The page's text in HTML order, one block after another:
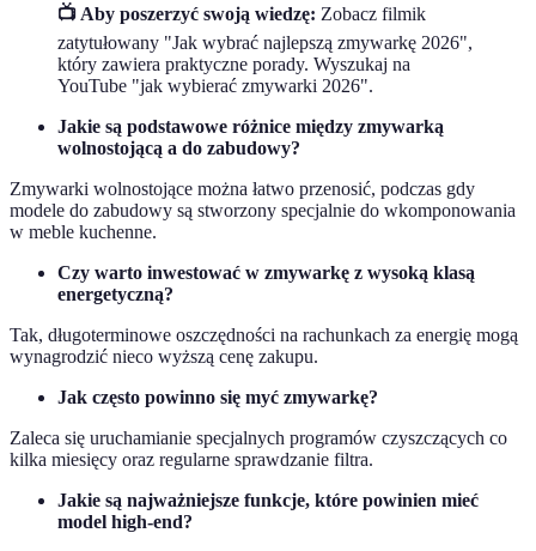
📺 Aby poszerzyć swoją wiedzę: Zobacz filmik
zatytułowany "Jak wybrać najlepszą zmywarkę 2026",
który zawiera praktyczne porady. Wyszukaj na
YouTube "jak wybierać zmywarki 2026".
Jakie są podstawowe różnice między zmywarką
wolnostojącą a do zabudowy?
Zmywarki wolnostojące można łatwo przenosić, podczas gdy
modele do zabudowy są stworzony specjalnie do wkomponowania
w meble kuchenne.
Czy warto inwestować w zmywarkę z wysoką klasą
energetyczną?
Tak, długoterminowe oszczędności na rachunkach za energię mogą
wynagrodzić nieco wyższą cenę zakupu.
Jak często powinno się myć zmywarkę?
Zaleca się uruchamianie specjalnych programów czyszczących co
kilka miesięcy oraz regularne sprawdzanie filtra.
Jakie są najważniejsze funkcje, które powinien mieć
model high-end?